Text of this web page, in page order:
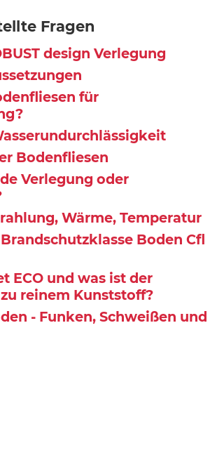
Fragen
design Verlegung
für
Bodenfliesen
Verlegung oder
Wärme, Temperatur
Boden Cfl
ECO und was ist der
reinem Kunststoff?
- Funken, Schweißen und